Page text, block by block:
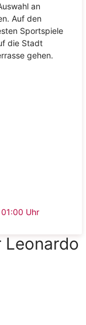
an
Auf den
Sportspiele
die Stadt
gehen.
Uhr
Leonardo